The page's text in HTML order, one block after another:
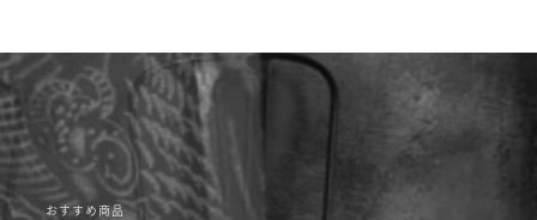
おすすめ商品